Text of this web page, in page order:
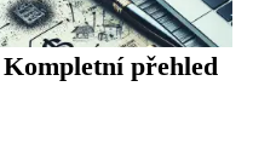
přehled